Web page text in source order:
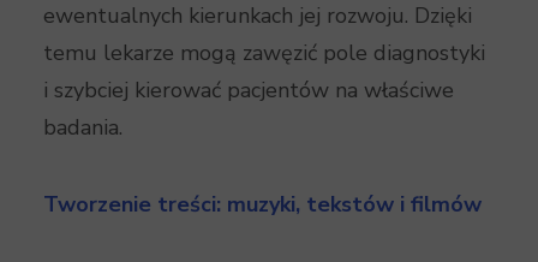
ewentualnych kierunkach jej rozwoju. Dzięki
temu lekarze mogą zawęzić pole diagnostyki
i szybciej kierować pacjentów na właściwe
badania.
Tworzenie treści: muzyki, tekstów i filmów